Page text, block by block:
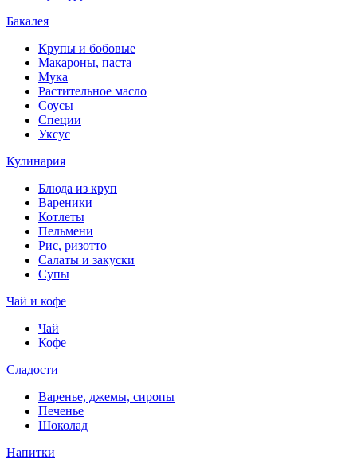
Бакалея
Крупы и бобовые
Макароны, паста
Мука
Растительное масло
Соусы
Специи
Уксус
Кулинария
Блюда из круп
Вареники
Котлеты
Пельмени
Рис, ризотто
Салаты и закуски
Супы
Чай и кофе
Чай
Кофе
Сладости
Варенье, джемы, сиропы
Печенье
Шоколад
Напитки